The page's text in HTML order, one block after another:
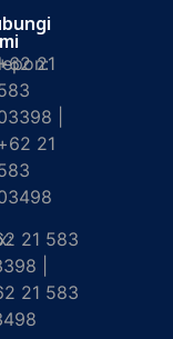
21
|
21
21 583
|
21 583